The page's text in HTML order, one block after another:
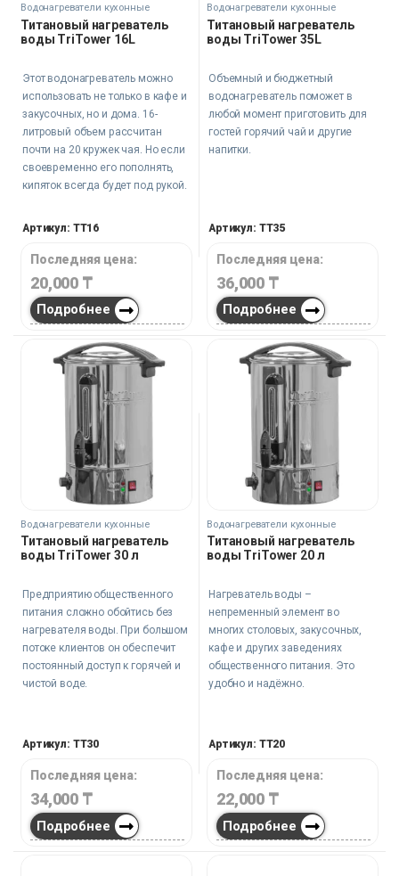
Водонагреватели кухонные
Титановый нагреватель
воды TriTower 16L
Этот водонагреватель можно
использовать не только в кафе и
закусочных, но и дома. 16-
литровый объем рассчитан
почти на 20 кружек чая. Но если
своевременно его пополнять,
кипяток всегда будет под рукой.
Артикул: TT16
Последняя цена:
20,000 ₸
Подробнее
Водонагреватели кухонные
Титановый нагреватель
воды TriTower 35L
Объемный и бюджетный
водонагреватель поможет в
любой момент приготовить для
гостей горячий чай и другие
напитки.
Артикул: TT35
Последняя цена:
36,000 ₸
Подробнее
Водонагреватели кухонные
Титановый нагреватель
воды TriTower 30 л
Предприятию общественного
питания сложно обойтись без
нагревателя воды. При большом
потоке клиентов он обеспечит
постоянный доступ к горячей и
чистой воде.
Артикул: TT30
Последняя цена:
34,000 ₸
Подробнее
Водонагреватели кухонные
Титановый нагреватель
воды TriTower 20 л
Нагреватель воды –
непременный элемент во
многих столовых, закусочных,
кафе и других заведениях
общественного питания. Это
удобно и надёжно.
Артикул: TT20
Последняя цена:
22,000 ₸
Подробнее